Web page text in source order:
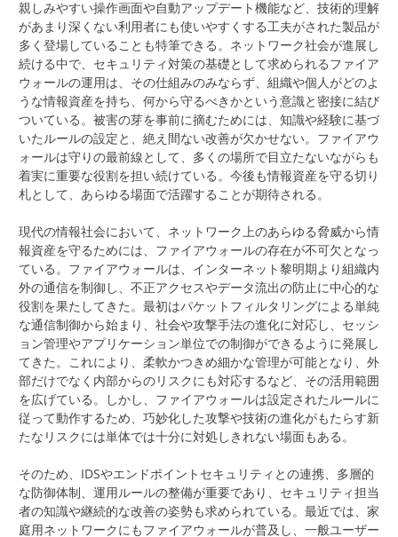
親しみやすい操作画面や自動アップデート機能など、技術的理解
があまり深くない利用者にも使いやすくする工夫がされた製品が
多く登場していることも特筆できる。ネットワーク社会が進展し
続ける中で、セキュリティ対策の基礎として求められるファイア
ウォールの運用は、その仕組みのみならず、組織や個人がどのよ
うな情報資産を持ち、何から守るべきかという意識と密接に結び
ついている。被害の芽を事前に摘むためには、知識や経験に基づ
いたルールの設定と、絶え間ない改善が欠かせない。ファイアウ
ォールは守りの最前線として、多くの場所で目立たないながらも
着実に重要な役割を担い続けている。今後も情報資産を守る切り
札として、あらゆる場面で活躍することが期待される。
現代の情報社会において、ネットワーク上のあらゆる脅威から情
報資産を守るためには、ファイアウォールの存在が不可欠となっ
ている。ファイアウォールは、インターネット黎明期より組織内
外の通信を制御し、不正アクセスやデータ流出の防止に中心的な
役割を果たしてきた。最初はパケットフィルタリングによる単純
な通信制御から始まり、社会や攻撃手法の進化に対応し、セッシ
ョン管理やアプリケーション単位での制御ができるように発展し
てきた。これにより、柔軟かつきめ細かな管理が可能となり、外
部だけでなく内部からのリスクにも対応するなど、その活用範囲
を広げている。しかし、ファイアウォールは設定されたルールに
従って動作するため、巧妙化した攻撃や技術の進化がもたらす新
たなリスクには単体では十分に対処しきれない場面もある。
そのため、IDSやエンドポイントセキュリティとの連携、多層的
な防御体制、運用ルールの整備が重要であり、セキュリティ担当
者の知識や継続的な改善の姿勢も求められている。最近では、家
庭用ネットワークにもファイアウォールが普及し、一般ユーザー